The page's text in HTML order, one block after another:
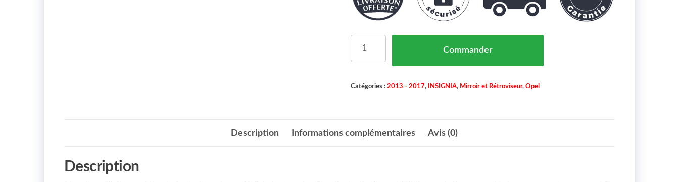
Commander
Catégories : 2013 - 2017, INSIGNIA, Mirroir et Rétroviseur, Opel
Description Informations complémentaires Avis (0)
Description